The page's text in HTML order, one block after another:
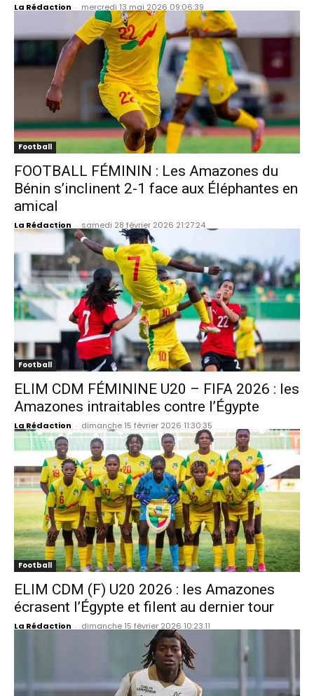
La Rédaction - mercredi 13 mai 2026 09:06:39
Football
FOOTBALL FÉMININ : Les Amazones du
Bénin s’inclinent 2-1 face aux Éléphantes en
amical
La Rédaction - samedi 28 février 2026 21:27:24
Football
ELIM CDM FÉMININE U20 – FIFA 2026 : les
Amazones intraitables contre l’Égypte
La Rédaction - dimanche 15 février 2026 11:30:35
Football
ELIM CDM (F) U20 2026 : les Amazones
écrasent l’Égypte et filent au dernier tour
La Rédaction - dimanche 15 février 2026 10:23:11